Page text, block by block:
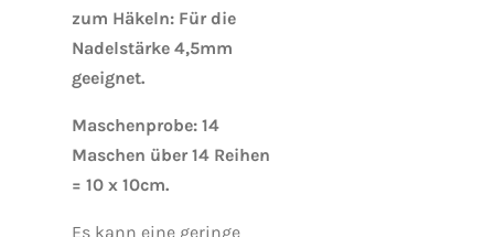
zum Häkeln: Für die
Nadelstärke 4,5mm
geeignet.
Maschenprobe: 14
Maschen über 14 Reihen
= 10 x 10cm.
Es kann eine geringe